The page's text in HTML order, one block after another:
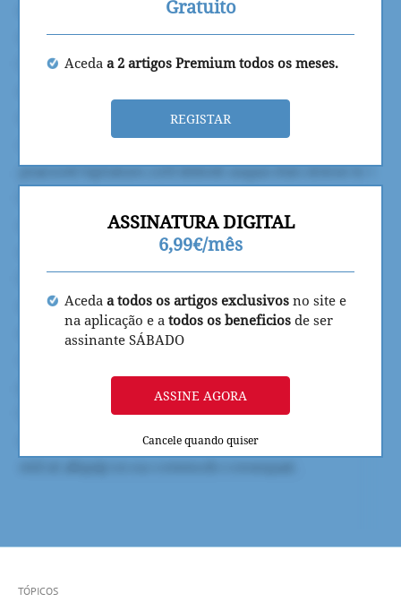
Gratuito
Aceda a 2 artigos Premium todos os meses.
REGISTAR
ASSINATURA DIGITAL
6,99€/mês
Aceda a todos os artigos exclusivos no site e
na aplicação e a todos os beneficios de ser
assinante SÁBADO
ASSINE AGORA
Cancele quando quiser
TÓPICOS